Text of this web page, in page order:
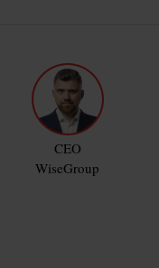
CEO
WiseGroup